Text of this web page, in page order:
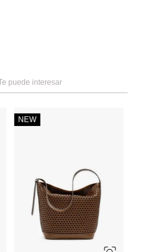
puede interesar